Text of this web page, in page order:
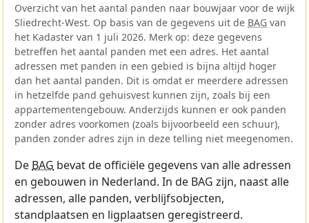
Overzicht van het aantal panden naar bouwjaar voor de wijk
Sliedrecht-West. Op basis van de gegevens uit de BAG van
het Kadaster van 1 juli 2026. Merk op: deze gegevens
betreffen het aantal panden met een adres. Het aantal
adressen met panden in een gebied is bijna altijd hoger
dan het aantal panden. Dit is omdat er meerdere adressen
in hetzelfde pand gehuisvest kunnen zijn, zoals bij een
appartementengebouw. Anderzijds kunnen er ook panden
zonder adres voorkomen (zoals bijvoorbeeld een schuur),
panden zonder adres zijn in deze telling niet meegenomen.
De BAG bevat de officiële gegevens van alle adressen
en gebouwen in Nederland. In de BAG zijn, naast alle
adressen, alle panden, verblijfsobjecten,
standplaatsen en ligplaatsen geregistreerd.